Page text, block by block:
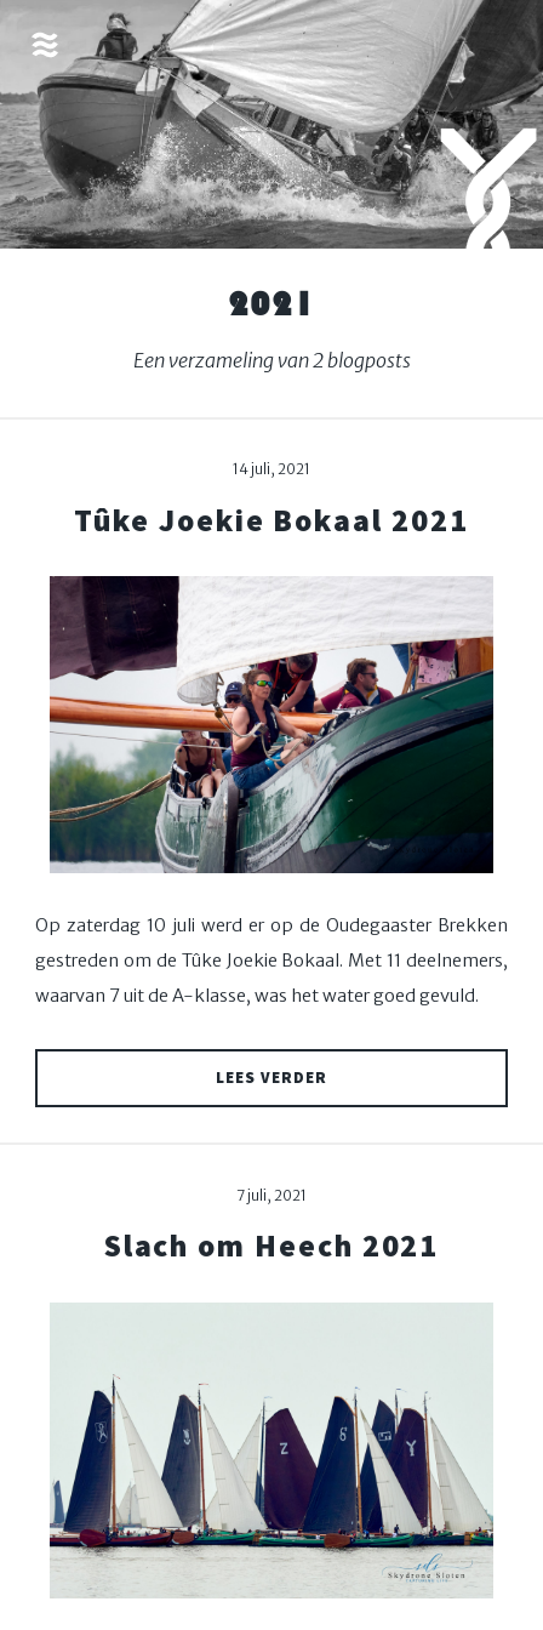
2021
Een verzameling van 2 blogposts
14 juli, 2021
Tûke Joekie Bokaal 2021
Op zaterdag 10 juli werd er op de Oudegaaster Brekken
gestreden om de Tûke Joekie Bokaal. Met 11 deelnemers,
waarvan 7 uit de A-klasse, was het water goed gevuld.
LEES VERDER
7 juli, 2021
Slach om Heech 2021